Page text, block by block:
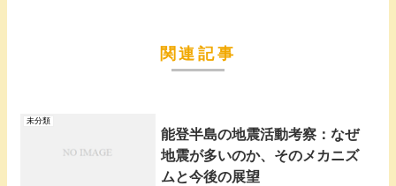
関連記事
未分類
能登半島の地震活動考察：なぜ
地震が多いのか、そのメカニズ
ムと今後の展望